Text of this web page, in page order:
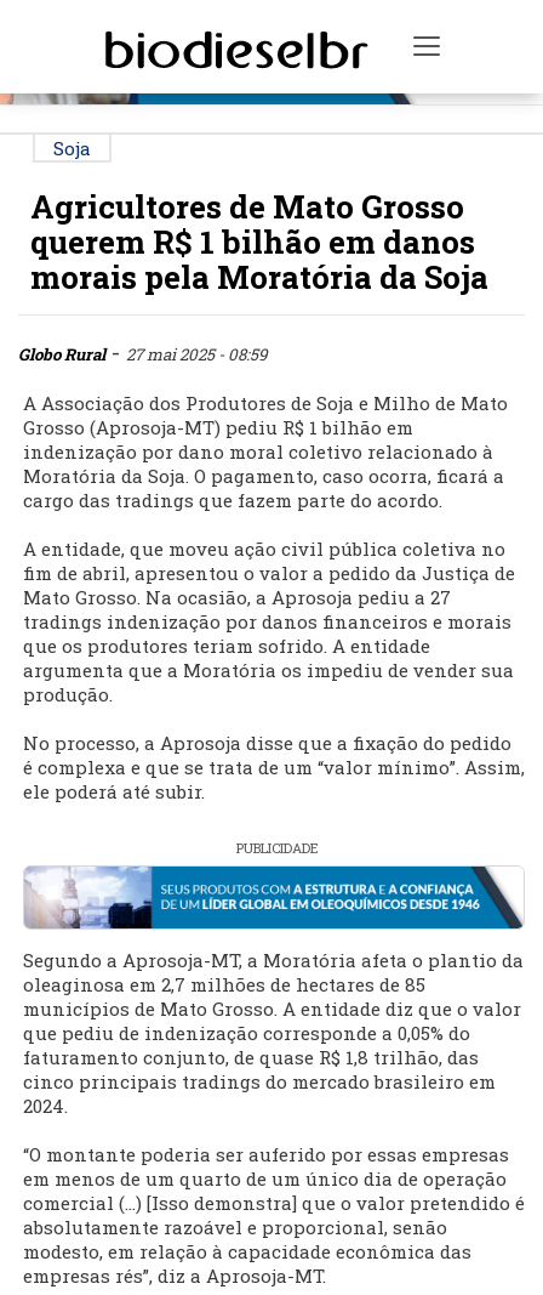
Toggle
Soja
Agricultores de Mato Grosso
querem R$ 1 bilhão em danos
morais pela Moratória da Soja
Globo Rural- 27 mai 2025 - 08:59
A Associação dos Produtores de Soja e Milho de Mato
Grosso (Aprosoja-MT) pediu R$ 1 bilhão em
indenização por dano moral coletivo relacionado à
Moratória da Soja. O pagamento, caso ocorra, ficará a
cargo das tradings que fazem parte do acordo.
A entidade, que moveu ação civil pública coletiva no
fim de abril, apresentou o valor a pedido da Justiça de
Mato Grosso. Na ocasião, a Aprosoja pediu a 27
tradings indenização por danos financeiros e morais
que os produtores teriam sofrido. A entidade
argumenta que a Moratória os impediu de vender sua
produção.
No processo, a Aprosoja disse que a fixação do pedido
é complexa e que se trata de um “valor mínimo”. Assim,
ele poderá até subir.
PUBLICIDADE
Segundo a Aprosoja-MT, a Moratória afeta o plantio da
oleaginosa em 2,7 milhões de hectares de 85
municípios de Mato Grosso. A entidade diz que o valor
que pediu de indenização corresponde a 0,05% do
faturamento conjunto, de quase R$ 1,8 trilhão, das
cinco principais tradings do mercado brasileiro em
2024.
“O montante poderia ser auferido por essas empresas
em menos de um quarto de um único dia de operação
comercial (...) [Isso demonstra] que o valor pretendido é
absolutamente razoável e proporcional, senão
modesto, em relação à capacidade econômica das
empresas rés”, diz a Aprosoja-MT.